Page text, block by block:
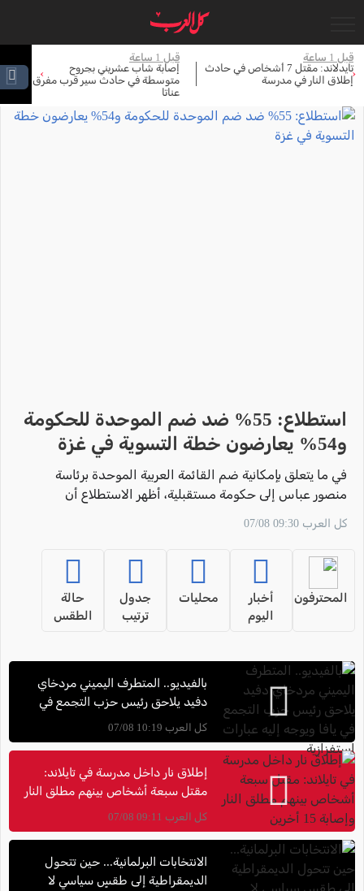
قبل 1 ساعة
تايدلاند: مقتل 7 أشخاص في حادث
إطلاق النار في مدرسة
قبل 1 ساعة
إصابة شاب عشريني بجروح
متوسطة في حادث سير قرب مفرق
عناتا
‹
›
استطلاع: 55% ضد ضم الموحدة للحكومة
و54% يعارضون خطة التسوية في غزة
في ما يتعلق بإمكانية ضم القائمة العربية الموحدة برئاسة
منصور عباس إلى حكومة مستقبلية، أظهر الاستطلاع أن
يؤيدونها،
كل العرب 09:30 07/08
المحترفون
أخبار
اليوم
محليات
جدول
ترتيب
حالة
الطقس
بالفيديو.. المتطرف اليميني مردخاي
دفيد يلاحق رئيس حزب التجمع في
يافا ويوجه إليه عبارات استفزازية
كل العرب 10:19 07/08
إطلاق نار داخل مدرسة في تايلاند:
مقتل سبعة أشخاص بينهم مطلق النار
وإصابة 15 أخرين
كل العرب 09:11 07/08
الانتخابات البرلمانية... حين تتحول
الديمقراطية إلى طقسٍ سياسي لا